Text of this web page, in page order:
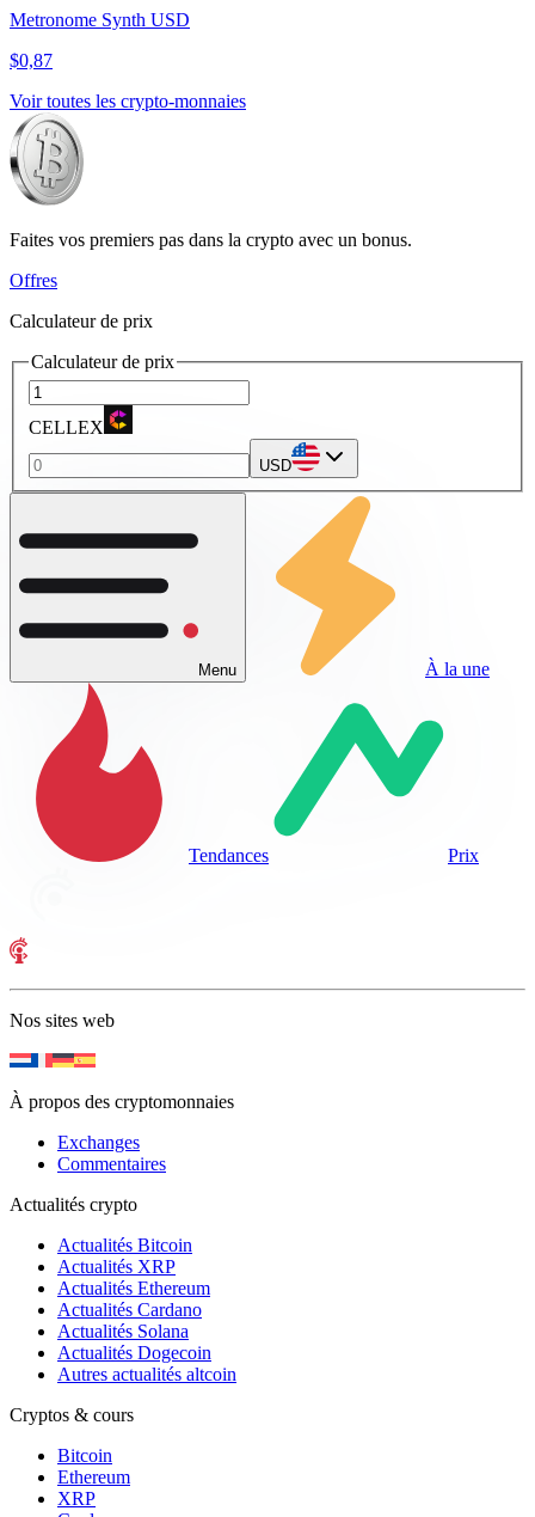
Metronome Synth USD
$0,87
Voir toutes les crypto-monnaies
Faites vos premiers pas dans la crypto avec un bonus.
Offres
Calculateur de prix
Calculateur de prix
CELLEX
USD
Menu À la une
Tendances Prix
Nos sites web
À propos des cryptomonnaies
Exchanges
Commentaires
Actualités crypto
Actualités Bitcoin
Actualités XRP
Actualités Ethereum
Actualités Cardano
Actualités Solana
Actualités Dogecoin
Autres actualités altcoin
Cryptos & cours
Bitcoin
Ethereum
XRP